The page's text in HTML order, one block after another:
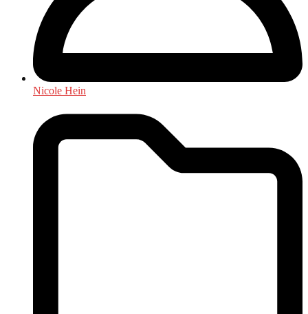
Nicole Hein